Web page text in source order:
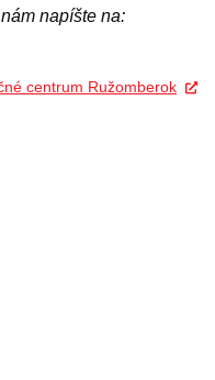
napíšte na:
centrum Ružomberok